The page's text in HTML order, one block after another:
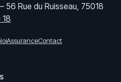
56 Rue du Ruisseau, 75018
AssuranceContact